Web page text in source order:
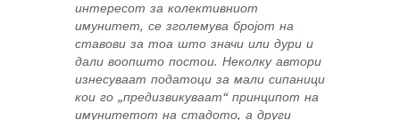
интересот за колективниот
имунитет, се зголемува бројот на
ставови за тоа што значи или дури и
дали воопшто постои. Неколку автори
изнесуваат податоци за мали сипаници
кои го „предизвикуваат“ принципот на
имунитетот на стадото, а други